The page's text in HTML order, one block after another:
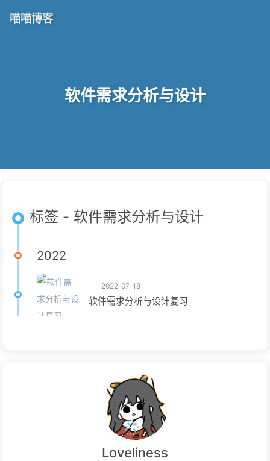
喵喵博客
软件需求分析与设计
标签 - 软件需求分析与设计
2022
2022-07-18
软件需求分析与设计复习
Loveliness